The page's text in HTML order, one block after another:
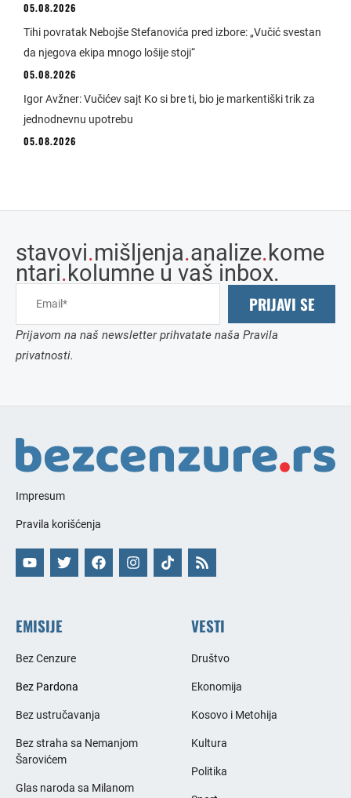
05.08.2026
Tihi povratak Nebojše Stefanovića pred izbore: „Vučić svestan
da njegova ekipa mnogo lošije stoji“
05.08.2026
Igor Avžner: Vučićev sajt Ko si bre ti, bio je markentiški trik za
jednodnevnu upotrebu
05.08.2026
stavovi.mišljenja.analize.kome
ntari.kolumne u vaš inbox.
PRIJAVI SE
Prijavom na naš newsletter prihvatate naša Pravila
privatnosti.
Impresum
Pravila korišćenja
EMISIJE
Bez Cenzure
Bez Pardona
Bez ustručavanja
Bez straha sa Nemanjom
Šarovićem
Glas naroda sa Milanom
VESTI
Društvo
Ekonomija
Kosovo i Metohija
Kultura
Politika